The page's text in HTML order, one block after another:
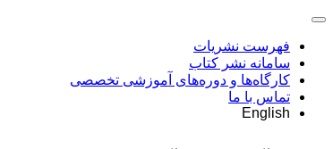
فهرست نشریات
سامانه نشر کتاب
کارگاه‌ها و دوره‌های آموزشی تخصصی
تماس با ما
English